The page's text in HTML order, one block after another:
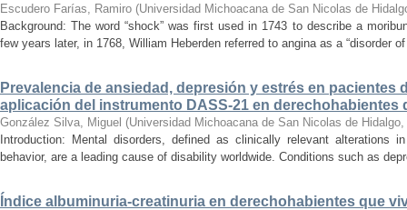
Escudero Farías, Ramiro (Universidad Michoacana de San Nicolas de
Background: The word “shock” was first used in 1743 to describe a
few years later, in 1768, William Heberden referred to angina as a “disorder
Prevalencia de ansiedad, depresión y estrés en pacientes
aplicación del instrumento DASS-21 en derechohabientes
González Silva, Miguel (Universidad Michoacana de San Nicolas de Hidalgo,
Introduction: Mental disorders, defined as clinically relevant alterations
behavior, are a leading cause of disability worldwide. Conditions such as
Índice albuminuria-creatinuria en derechohabientes que